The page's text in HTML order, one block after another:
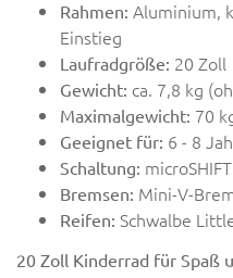
Rahmen: Aluminium,
Einstieg
Laufradgröße: 20 Zoll
Gewicht: ca. 7,8 kg
Maximalgewicht: 70
Geeignet für: 6 - 8
Schaltung:
Bremsen: Mini-V-
Reifen: Schwalbe
20 Zoll Kinderrad für Spaß